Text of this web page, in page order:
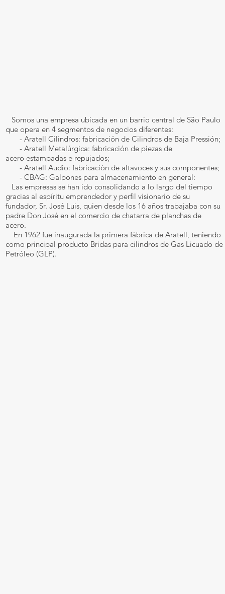
Somos una empresa ubicada en un barrio central de São Paulo
que opera en 4 segmentos de negocios diferentes:
- Aratell Cilindros: fabricación de Cilindros de Baja Pressión;
- Aratell Metalúrgica: fabricación de piezas de
acero estampadas e repujados;
- Aratell Audio: fabricación de altavoces y sus componentes;
- CBAG: Galpones para almacenamiento en general:
Las empresas se han ido consolidando a lo largo del tiempo
gracias al espíritu emprendedor y perfil visionario de su
fundador, Sr. José Luis, quien desde los 16 años trabajaba con su
padre Don José en el comercio de chatarra de planchas de
acero.
En 1962 fue inaugurada la primera fábrica de Aratell, teniendo
como principal producto Bridas para cilindros de Gas Licuado de
Petróleo (GLP).